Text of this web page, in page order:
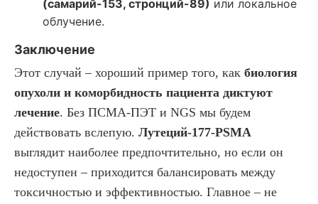
(самарий-153, стронций-89) или локальное
облучение.
Заключение
Этот случай – хороший пример того, как биология
опухоли и коморбидность пациента диктуют
лечение. Без ПСМА-ПЭТ и NGS мы будем
действовать вслепую. Лутеций-177-PSMA
выглядит наиболее предпочтительно, но если он
недоступен – приходится балансировать между
токсичностью и эффективностью. Главное – не